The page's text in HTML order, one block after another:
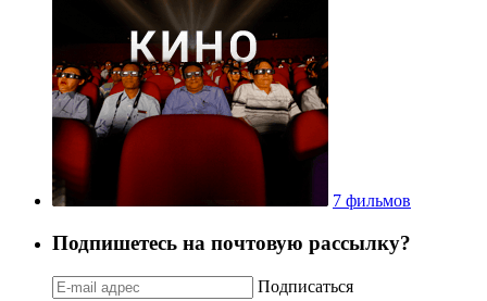
7 фильмов
Подпишетесь на почтовую рассылку?
Подписаться